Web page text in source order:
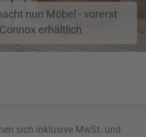
nun Möbel - vorerst
erhältlich
sich inklusive MwSt. und